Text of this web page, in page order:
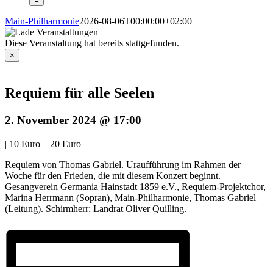
Main-Philharmonie2026-08-06T00:00:00+02:00
Diese Veranstaltung hat bereits stattgefunden.
×
Requiem für alle Seelen
2. November 2024 @ 17:00
| 10 Euro – 20 Euro
Requiem von Thomas Gabriel. Uraufführung im Rahmen der
Woche für den Frieden, die mit diesem Konzert beginnt.
Gesangverein Germania Hainstadt 1859 e.V., Requiem-Projektchor,
Marina Herrmann (Sopran), Main-Philharmonie, Thomas Gabriel
(Leitung). Schirmherr: Landrat Oliver Quilling.